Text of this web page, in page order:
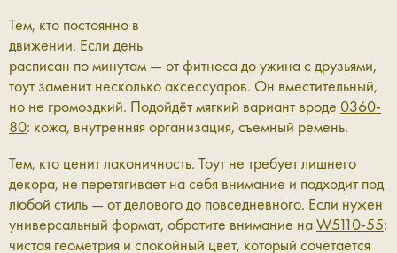
Тем, кто постоянно в
движении. Если день
расписан по минутам — от фитнеса до ужина с друзьями,
тоут заменит несколько аксессуаров. Он вместительный,
но не громоздкий. Подойдёт мягкий вариант вроде 0360-
80: кожа, внутренняя организация, съемный ремень.
Тем, кто ценит лаконичность. Тоут не требует лишнего
декора, не перетягивает на себя внимание и подходит под
любой стиль — от делового до повседневного. Если нужен
универсальный формат, обратите внимание наW5110-55:
чистая геометрия и спокойный цвет, который сочетается